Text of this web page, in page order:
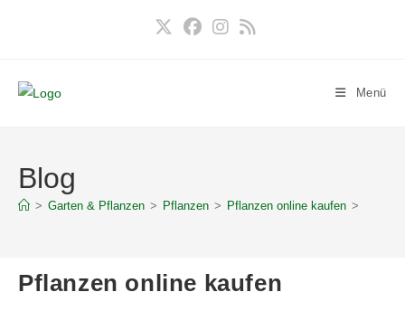
Menü
Blog
> Garten & Pflanzen > Pflanzen > Pflanzen online kaufen >
Pflanzen online kaufen